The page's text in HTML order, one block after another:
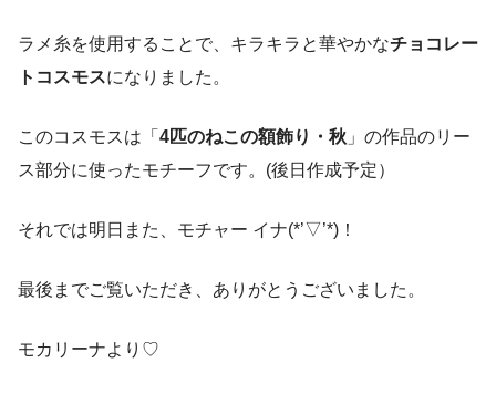
ラメ糸を使用することで、キラキラと華やかなチョコレー
トコスモスになりました。
このコスモスは「 4匹のねこの額飾り・秋 」の作品のリー
ス部分に使ったモチーフです。(後日作成予定）
それでは明日また、モチャー イナ(*’▽’*)！
最後までご覧いただき、ありがとうございました。
モカリーナより♡